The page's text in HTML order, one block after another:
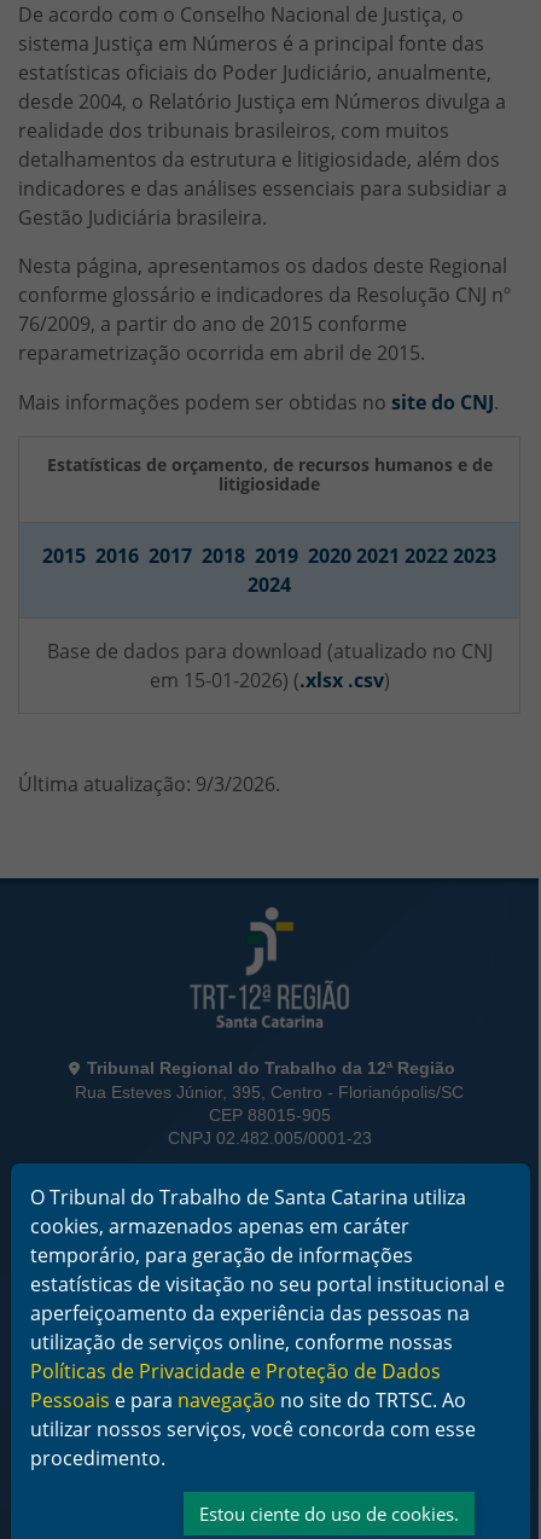
De acordo com o Conselho Nacional de Justiça, o
sistema Justiça em Números é a principal fonte das
estatísticas oficiais do Poder Judiciário, anualmente,
desde 2004, o Relatório Justiça em Números divulga a
realidade dos tribunais brasileiros, com muitos
detalhamentos da estrutura e litigiosidade, além dos
indicadores e das análises essenciais para subsidiar a
Gestão Judiciária brasileira.
Nesta página, apresentamos os dados deste Regional
conforme glossário e indicadores da Resolução CNJ nº
76/2009, a partir do ano de 2015 conforme
reparametrização ocorrida em abril de 2015.
Mais informações podem ser obtidas no site do CNJ.
Estatísticas de orçamento, de recursos humanos e de
litigiosidade
2015 2016 2017 2018 2019 20202021 20222023
2024
Base de dados para download (atualizado no CNJ
em 15-01-2026) (.xlsx .csv)
Última atualização: 9/3/2026.
Informações de Contato
Tribunal Regional do Trabalho da 12ª Região
Rua Esteves Júnior, 395, Centro - Florianópolis/SC
CEP 88015-905
CNPJ 02.482.005/0001-23
Horário de Funcionamento:
De segunda a sexta-feira das 12 às 18 horas
Telefone: (48) 3216-4000
Links Rápidos
Institucional
Serviços
Notícias
Jurisprudência
Transparência
Contato
O Tribunal do Trabalho de Santa Catarina utiliza
cookies, armazenados apenas em caráter
temporário, para geração de informações
estatísticas de visitação no seu portal institucional e
aperfeiçoamento da experiência das pessoas na
utilização de serviços online, conforme nossas
Políticas de Privacidade e Proteção de Dados
Pessoais e para navegação no site do TRTSC. Ao
utilizar nossos serviços, você concorda com esse
procedimento.
Estou ciente do uso de cookies.